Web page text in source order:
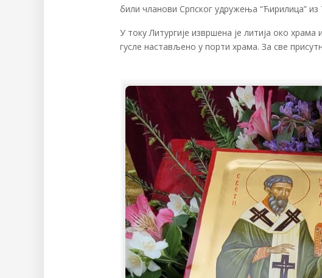
били чланови Српског удружења “Ћирилица” из
У току Литургије извршена је литија око
гусле настављено у порти храма. За све